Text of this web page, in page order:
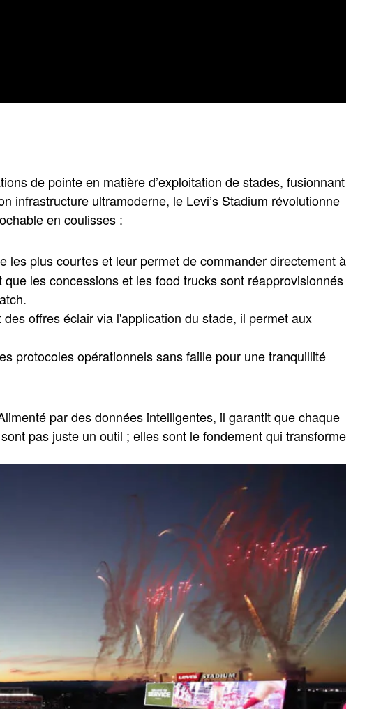
de pointe en matière d’exploitation de stades, fusionnant
infrastructure ultramoderne, le Levi’s Stadium révolutionne
en coulisses :
plus courtes et leur permet de commander directement à
les concessions et les food trucks sont réapprovisionnés
offres éclair via l'application du stade, il permet aux
protocoles opérationnels sans faille pour une tranquillité
par des données intelligentes, il garantit que chaque
pas juste un outil ; elles sont le fondement qui transforme